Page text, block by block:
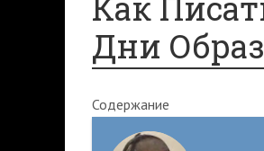
Дни
Содержание